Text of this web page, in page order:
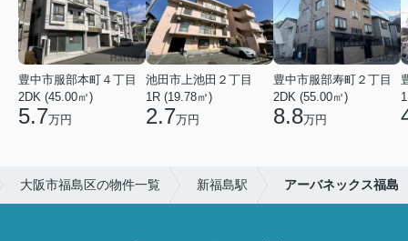
豊中市服部本町４丁目
2DK (45.00㎡)
5.7万円
池田市上池田２丁目
1R (19.78㎡)
2.7万円
豊中市服部寿町２丁目
2DK (55.00㎡)
8.8万円
大阪市福島区の物件一覧 新福島駅 アーバネックス福島